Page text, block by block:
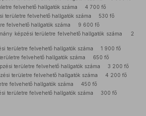
felvehető hallgatók száma 4 700 fő
területre felvehető hallgatók száma 530 fő
felvehető hallgatók száma 9 600 fő
képzési területre felvehető hallgatók száma 2
területre felvehető hallgatók száma 1 900 fő
területre felvehető hallgatók száma 650 fő
területre felvehető hallgatók száma 3 200 fő
területre felvehető hallgatók száma 4 200 fő
felvehető hallgatók száma 450 fő
területre felvehető hallgatók száma 300 fő